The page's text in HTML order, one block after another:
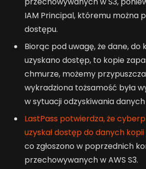
IAM Principal, któremu można
dostępu.
Biorąc pod uwagę, że dane, do
uzyskano dostęp, to kopie
chmurze, możemy
wykradziona tożsamość była
w sytuacji odzyskiwania
LastPass potwierdza, że
uzyskał dostęp do danych
co zgłoszono w poprzednich
przechowywanych w AWS S3.